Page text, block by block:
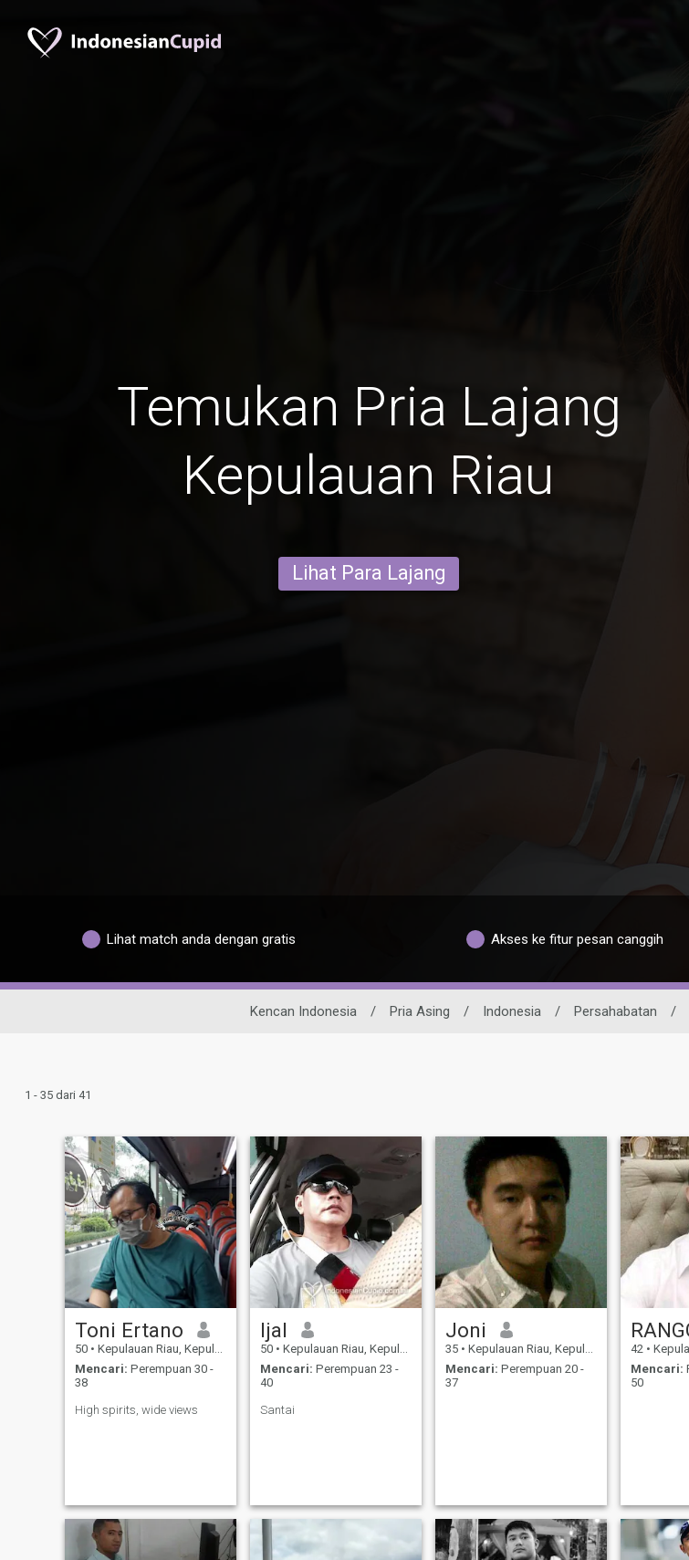
Temukan Pria Lajang
Kepulauan Riau
Lihat Para Lajang
Lihat match anda dengan gratis Akses ke fitur pesan canggih
Kencan Indonesia / Pria Asing / Indonesia / Persahabatan /
1 - 35 dari 41
Toni Ertano
50 • Kepulauan Riau, Kepulauan Riau, Indonesia
Mencari: Perempuan 30 -
38
High spirits, wide views
Ijal
50 • Kepulauan Riau, Kepulauan Riau, Indonesia
Mencari: Perempuan 23 -
40
Santai
Joni
35 • Kepulauan Riau, Kepulauan Riau, Indonesia
Mencari: Perempuan 20 -
37
42 • Kepulauan
Mencari:
50